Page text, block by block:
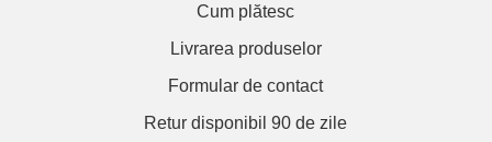
Cum plătesc
Livrarea produselor
Formular de contact
Retur disponibil 90 de zile